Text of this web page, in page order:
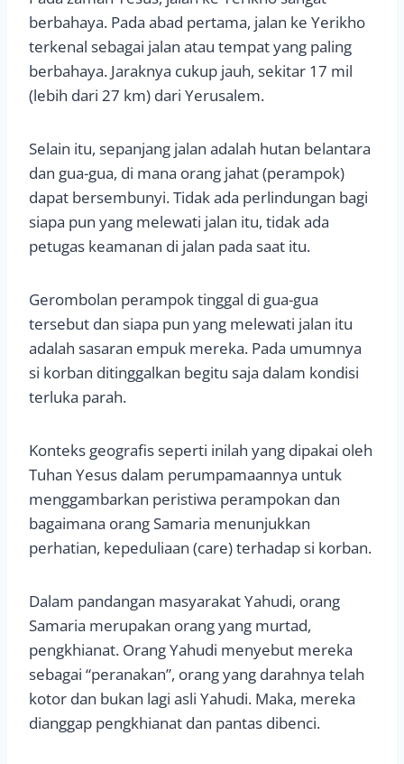
berbahaya. Pada abad pertama, jalan ke Yerikho
terkenal sebagai jalan atau tempat yang paling
berbahaya. Jaraknya cukup jauh, sekitar 17 mil
(lebih dari 27 km) dari Yerusalem.
Selain itu, sepanjang jalan adalah hutan belantara
dan gua-gua, di mana orang jahat (perampok)
dapat bersembunyi. Tidak ada perlindungan bagi
siapa pun yang melewati jalan itu, tidak ada
petugas keamanan di jalan pada saat itu.
Gerombolan perampok tinggal di gua-gua
tersebut dan siapa pun yang melewati jalan itu
adalah sasaran empuk mereka. Pada umumnya
si korban ditinggalkan begitu saja dalam kondisi
terluka parah.
Konteks geografis seperti inilah yang dipakai oleh
Tuhan Yesus dalam perumpamaannya untuk
menggambarkan peristiwa perampokan dan
bagaimana orang Samaria menunjukkan
perhatian, kepeduliaan (care) terhadap si korban.
Dalam pandangan masyarakat Yahudi, orang
Samaria merupakan orang yang murtad,
pengkhianat. Orang Yahudi menyebut mereka
sebagai “peranakan”, orang yang darahnya telah
kotor dan bukan lagi asli Yahudi. Maka, mereka
dianggap pengkhianat dan pantas dibenci.